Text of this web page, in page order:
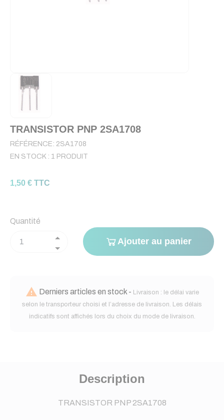
TRANSISTOR PNP 2SA1708
RÉFÉRENCE: 2SA1708
EN STOCK : 1 PRODUIT
1,50 € TTC
Quantité
Ajouter au panier
 Derniers articles en stock - Livraison : le délai varie
selon le transporteur choisi et l’adresse de livraison. Les délais
indicatifs sont affichés lors du choix du mode de livraison.
Description
TRANSISTOR PNP 2SA1708